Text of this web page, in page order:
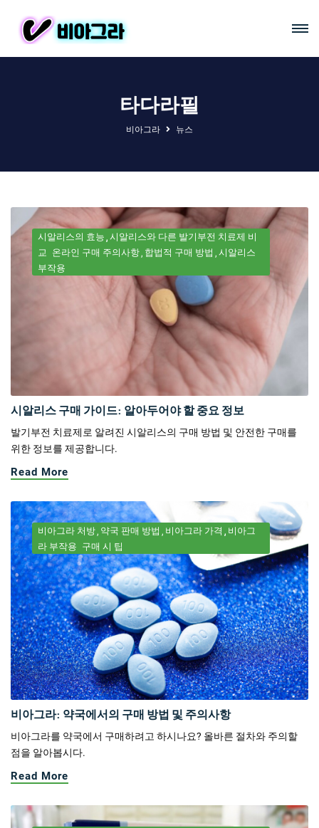
타다라필
비아그라 뉴스
시알리스의 효능 시알리스와 다른 발기부전 치료제 비
교 온라인 구매 주의사항 합법적 구매 방법 시알리스
부작용
시알리스 구매 가이드: 알아두어야 할 중요 정보
발기부전 치료제로 알려진 시알리스의 구매 방법 및 안전한 구매를
위한 정보를 제공합니다.
Read More
비아그라 처방 약국 판매 방법 비아그라 가격
비아그
라 부작용 구매 시 팁
비아그라: 약국에서의 구매 방법 및 주의사항
비아그라를 약국에서 구매하려고 하시나요? 올바른 절차와 주의할
점을 알아봅시다.
Read More